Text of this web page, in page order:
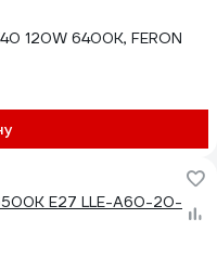
120W 6400K, FERON